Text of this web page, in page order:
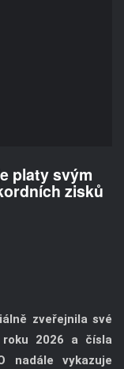
platy svým
zisků
zveřejnila své
2026 a čísla
nadále vykazuje